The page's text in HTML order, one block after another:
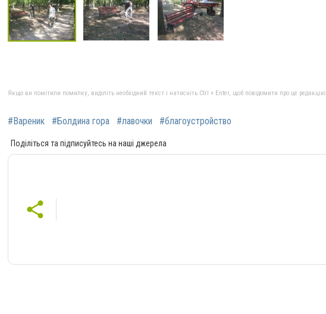
Якщо ви помітили помилку, виділіть необхідний текст і натисніть Ctrl + Enter, щоб повідомити про це редакцію
#Вареник #Болдина гора #лавочки #благоустройство
Поділіться та підписуйтесь на наші джерела